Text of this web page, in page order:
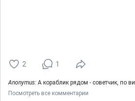
2 1
Anonymus: А кораблик рядом - советчик, по
Посмотреть все комментарии